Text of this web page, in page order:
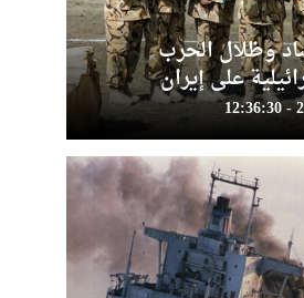
وظلال الحرب
على إيران